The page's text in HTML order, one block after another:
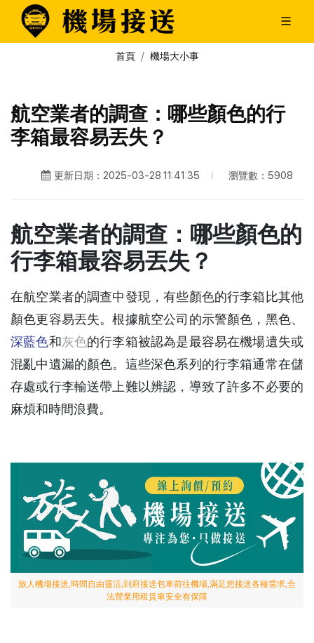
首頁 機場大小事
航空業者的調查：哪些顏色的行
李箱最容易丟失？
更新日期：2025-03-28 11:41:35 瀏覽數：5908
航空業者的調查：哪些顏色的
行李箱最容易丟失？
在航空業者的調查中發現，有些顏色的行李箱比其他
顏色更容易丟失。根據航空公司的示警顏色，黑色、
深藍色和灰色的行李箱被認為是最容易在機場遺失或
混亂中遺漏的顏色。這些深色系列的行李箱通常在儲
存處或行李輸送帶上難以辨認，導致了許多不必要的
麻煩和時間浪費。
旅人機場接送,時間自由靈活;到府接送包車前往機場,滿足您接送各種需求,合
法營業用租賃車安全有保障